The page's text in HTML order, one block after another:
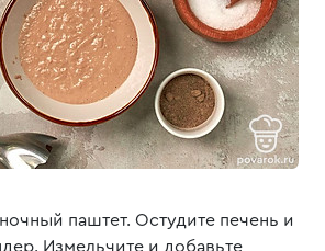
паштет. Остудите печень и
Измельчите и добавьте